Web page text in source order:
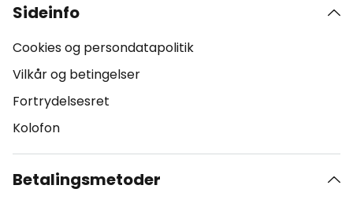
Sideinfo
Cookies og persondatapolitik
Vilkår og betingelser
Fortrydelsesret
Kolofon
Betalingsmetoder